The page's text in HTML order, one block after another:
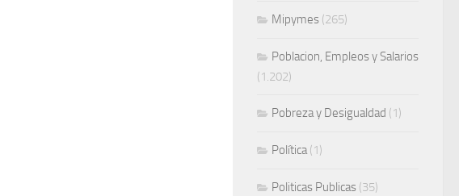
Mipymes (265)
Poblacion, Empleos y Salarios
(1.202)
Pobreza y Desigualdad (1)
Política(1)
Politicas Publicas (35)